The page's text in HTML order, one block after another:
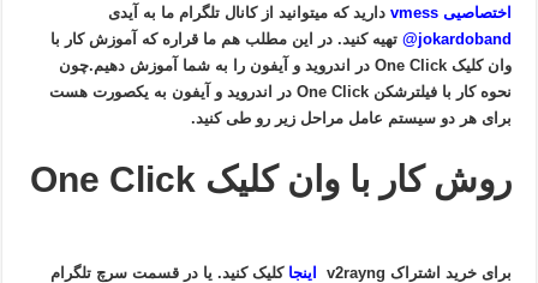
اختصاصیی vmess
دارید که میتوانید از کانال تلگرام ما به آیدی
jokardoband
@ تهیه کنید. در این مطلب هم ما قراره که آموزش کار با
وان کلیک One Click در اندروید و آیفون را به شما آموزش دهیم.چون
نحوه کار با فیلترشکن One Click در اندروید و آیفون به یکصورت هست
برای هر دو سیستم عامل مراحل زیر رو طی کنید.
روش کار با وان کلیک One Click
برای خرید اشتراک v2rayng اینجا کلیک کنید. یا در قسمت سرچ تلگرام